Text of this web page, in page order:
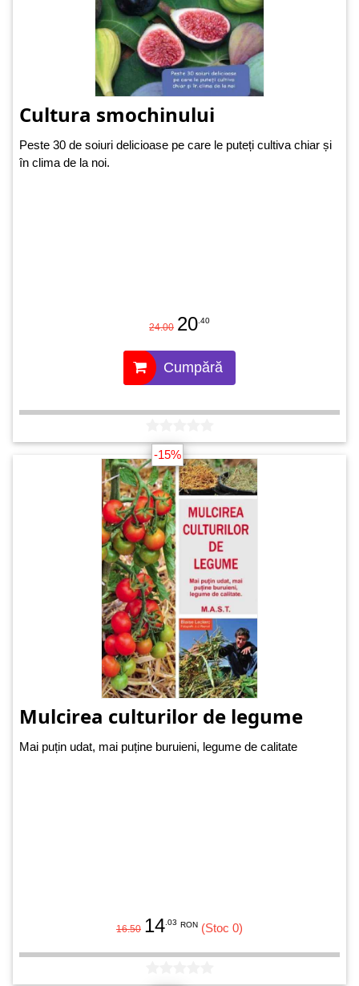
Cultura smochinului
Peste 30 de soiuri delicioase pe care le puteți cultiva chiar și
în clima de la noi.
24.00 20 .40
Cumpără
-15%
Mulcirea culturilor de legume
Mai puțin udat, mai puține buruieni, legume de calitate
16.50 14 .03 RON (Stoc 0)